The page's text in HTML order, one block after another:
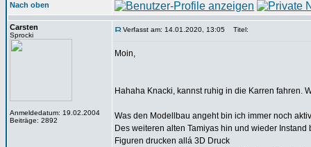
Nach oben
Carsten
Sprocki
Anmeldedatum: 19.02.2004
Beiträge: 2892
Verfasst am: 14.01.2020, 13:05 Titel:
Moin,
Hahaha Knacki, kannst ruhig in die Karren fahren.
Was den Modellbau angeht bin ich immer noch
Des weiteren alten Tamiyas hin und wieder Instand
Figuren drucken allá 3D Druck